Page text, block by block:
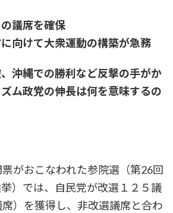
新
議席を確保
向けて大衆運動の構築が急務
沖縄での勝利など反撃の手がか
ム政党の伸長は何を意味するの
がおこなわれた参院選（第26回
）では、自民党が改選１２５議
）を獲得し、非改選議席と合わ